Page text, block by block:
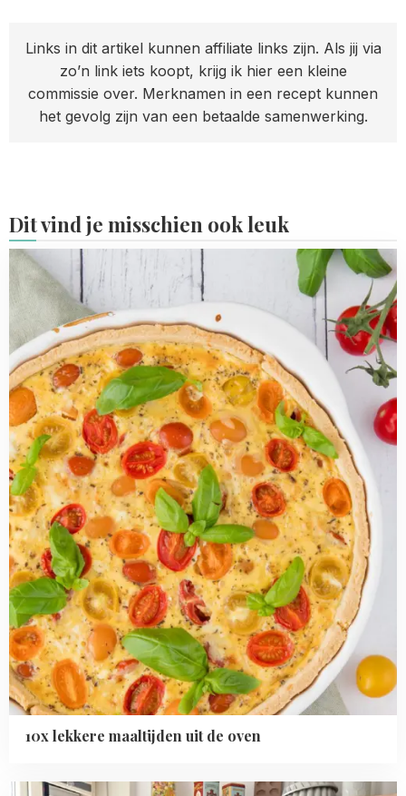
Links in dit artikel kunnen affiliate links zijn. Als jij via
zo’n link iets koopt, krijg ik hier een kleine
commissie over. Merknamen in een recept kunnen
het gevolg zijn van een betaalde samenwerking.
Dit vind je misschien ook leuk
10x lekkere maaltijden uit de oven
Read
more
about
10x
lekkere
maaltijden
uit
de
oven
Read